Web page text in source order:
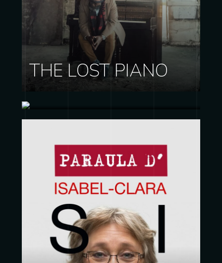
THE LOST PIANO
IBERS – HISTÒRIES
D’ABELLES, REINES I
ABELLOTS